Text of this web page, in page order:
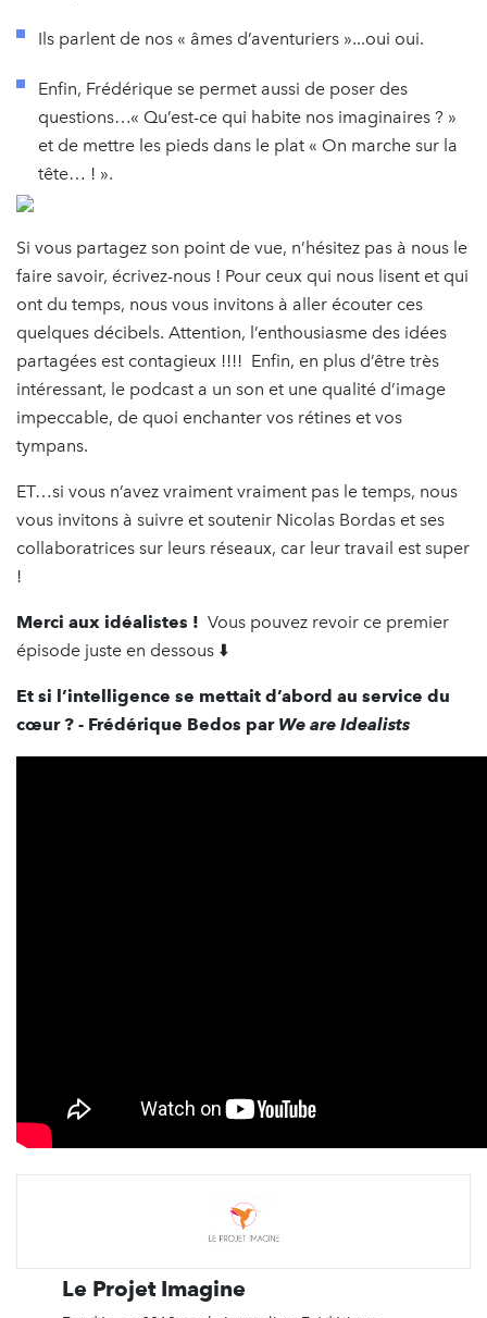
Ils parlent de nos « âmes d’aventuriers »...oui oui.
Enfin, Frédérique se permet aussi de poser des
questions…« Qu’est-ce qui habite nos imaginaires ? »
et de mettre les pieds dans le plat « On marche sur la
tête… ! ».
Si vous partagez son point de vue, n’hésitez pas à nous le
faire savoir, écrivez-nous ! Pour ceux qui nous lisent et qui
ont du temps, nous vous invitons à aller écouter ces
quelques décibels. Attention, l’enthousiasme des idées
partagées est contagieux !!!! Enfin, en plus d’être très
intéressant, le podcast a un son et une qualité d’image
impeccable, de quoi enchanter vos rétines et vos
tympans.
ET…si vous n’avez vraiment vraiment pas le temps, nous
vous invitons à suivre et soutenir Nicolas Bordas et ses
collaboratrices sur leurs réseaux, car leur travail est super
!
Merci aux idéalistes ! Vous pouvez revoir ce premier
épisode juste en dessous ⬇️
Et si l’intelligence se mettait d’abord au service du
cœur ? - Frédérique Bedos par We are Idealists
Le Projet Imagine